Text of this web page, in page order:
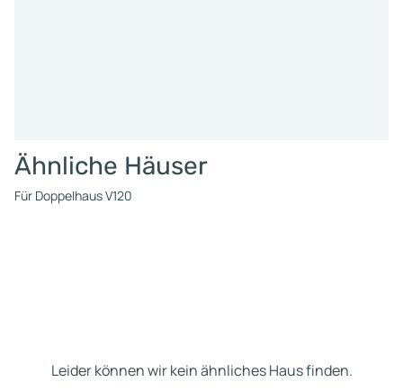
Ähnliche Häuser
Für Doppelhaus V120
Leider können wir kein ähnliches Haus finden.